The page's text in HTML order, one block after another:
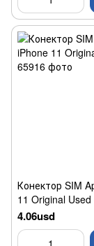
Конектор SIM
11 Original Used
4.06usd